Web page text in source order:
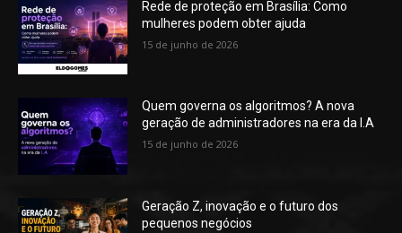
Rede de proteção em Brasília: Como
mulheres podem obter ajuda
15 de junho de 2026
Quem governa os algoritmos? A nova
geração de administradores na era da I.A
15 de junho de 2026
Geração Z, inovação e o futuro dos
pequenos negócios